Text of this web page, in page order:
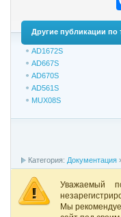
Другие публикации по
AD1672S
AD667S
AD670S
AD561S
MUX08S
Категория: Документация
Уважаемый
Мы